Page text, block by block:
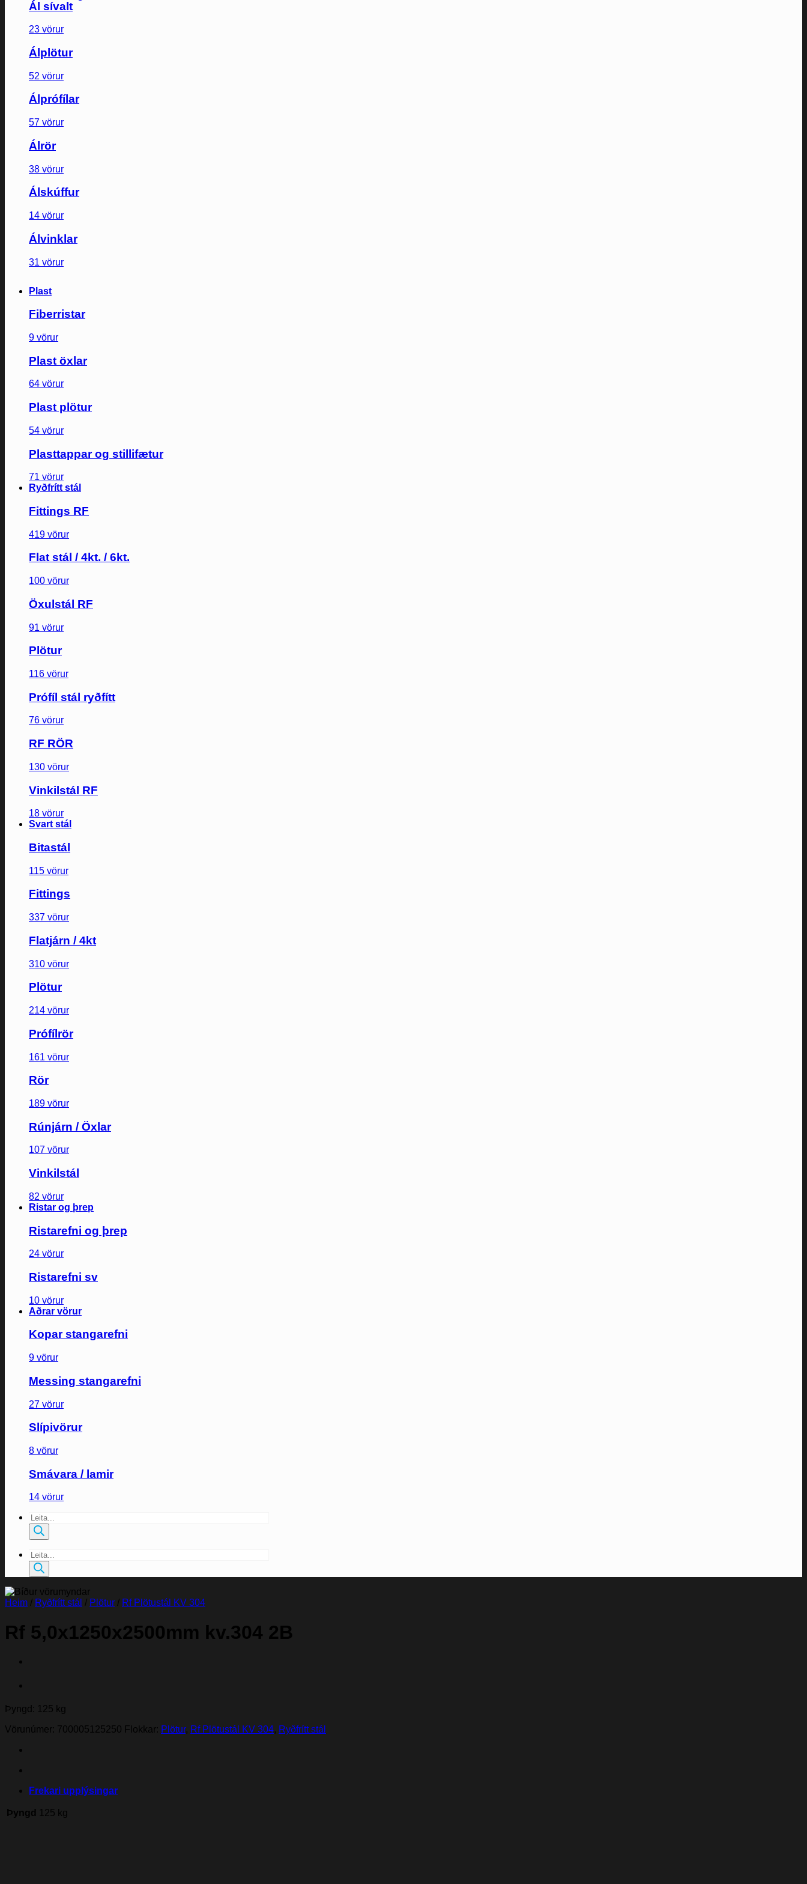
Ál sívalt
23 vörur
Álplötur
52 vörur
Álprófílar
57 vörur
Álrör
38 vörur
Álskúffur
14 vörur
Álvinklar
31 vörur
Plast
Fiberristar
9 vörur
Plast öxlar
64 vörur
Plast plötur
54 vörur
Plasttappar og stillifætur
71 vörur
Ryðfrítt stál
Fittings RF
419 vörur
Flat stál / 4kt. / 6kt.
100 vörur
Öxulstál RF
91 vörur
Plötur
116 vörur
Prófíl stál ryðfítt
76 vörur
RF RÖR
130 vörur
Vinkilstál RF
18 vörur
Svart stál
Bitastál
115 vörur
Fittings
337 vörur
Flatjárn / 4kt
310 vörur
Plötur
214 vörur
Prófílrör
161 vörur
Rör
189 vörur
Rúnjárn / Öxlar
107 vörur
Vinkilstál
82 vörur
Ristar og þrep
Ristarefni og þrep
24 vörur
Ristarefni sv
10 vörur
Aðrar vörur
Kopar stangarefni
9 vörur
Messing stangarefni
27 vörur
Slípivörur
8 vörur
Smávara / lamir
14 vörur
Products
search
Products
search
Heim / Ryðfrítt stál / Plötur / Rf Plötustál KV 304
Rf 5,0x1250x2500mm kv.304 2B
Þyngd: 125 kg
Vörunúmer: 700005125250 Flokkar: Plötur, Rf Plötustál KV 304, Ryðfrítt stál
Frekari upplýsingar
Þyngd 125 kg